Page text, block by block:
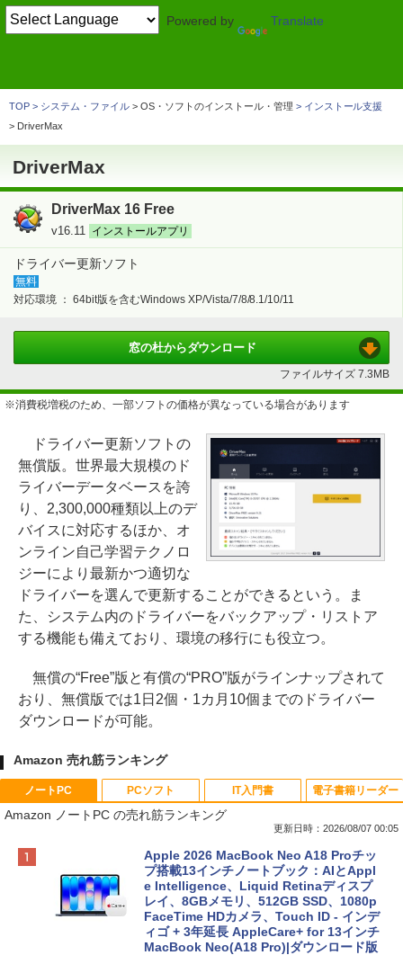
Powered by Translate
TOP システム・ファイル> OS・ソフトのインストール・管理
インストール支援
DriverMax
DriverMax
DriverMax 16 Free
v16.11 インストールアプリ
ドライバー更新ソフト
無料
対応環境 ： 64bit版を含むWindows XP/Vista/7/8/8.1/10/11
窓の杜からダウンロード
ファイルサイズ7.3MB
※消費税増税のため、一部ソフトの価格が異なっている場合があります
ドライバー更新ソフトの
無償版。世界最大規模のド
ライバーデータベースを誇
り、2,300,000種類以上のデ
バイスに対応するほか、オ
ンライン自己学習テクノロ
ジーにより最新かつ適切な
ドライバーを選んで更新することができるという。ま
た、システム内のドライバーをバックアップ・リストア
する機能も備えており、環境の移行にも役立つ。
無償の“Free”版と有償の“PRO”版がラインナップされて
おり、無償版では1日2個・1カ月10個までのドライバー
ダウンロードが可能。
Amazon 売れ筋ランキング
ノートPC
Amazon ノートPC の売れ筋ランキング
更新日時：2026/08/07 00:05
Apple 2026 MacBook Neo A18 Proチッ
プ搭載13インチノートブック：AIとAppl
e Intelligence、Liquid Retinaディスプ
レイ、8GBメモリ、512GB SSD、1080p
FaceTime HDカメラ、Touch ID - インデ
ィゴ + 3年延長 AppleCare+ for 13インチ
MacBook Neo(A18 Pro)|ダウンロード版
PCソフト IT入門書 電子書籍リーダー